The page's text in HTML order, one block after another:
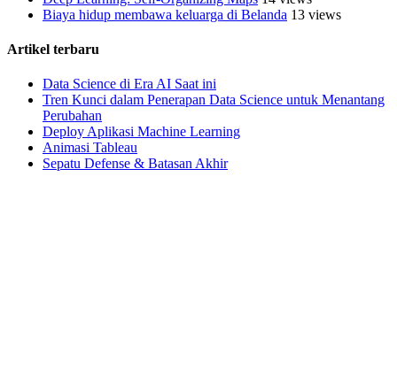
Biaya hidup membawa keluarga di Belanda 13 views
Artikel terbaru
Data Science di Era AI Saat ini
Tren Kunci dalam Penerapan Data Science untuk Menantang
Perubahan
Deploy Aplikasi Machine Learning
Animasi Tableau
Sepatu Defense & Batasan Akhir